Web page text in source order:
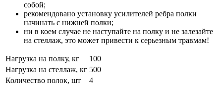
собой;
рекомендовано установку усилителей ребра полки
начинать с нижней полки;
ни в коем случае не наступайте на полку и не залезайте
на стеллаж, это может привести к серьезным травмам!
Нагрузка на полку, кг
100
Нагрузка на стеллаж, кг 500
Количество полок, шт
4